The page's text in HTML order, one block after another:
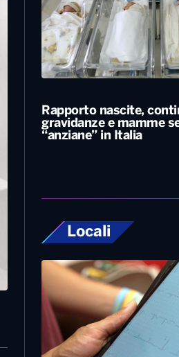
Rapporto nascite,
gravidanze e mamme
“anziane” in Italia
Locali